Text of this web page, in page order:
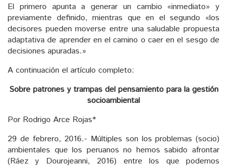
El primero apunta a generar un cambio «inmediato» y
previamente definido, mientras que en el segundo «los
decisores pueden moverse entre una saludable propuesta
adaptativa de aprender en el camino o caer en el sesgo de
decisiones apuradas.»
A continuación el artículo completo:
Sobre patrones y trampas del pensamiento para la gestión
socioambiental
Por Rodrigo Arce Rojas*
29 de febrero, 2016.- Múltiples son los problemas (socio)
ambientales que los peruanos no hemos sabido afrontar
(Ráez y Dourojeanni, 2016) entre los que podemos